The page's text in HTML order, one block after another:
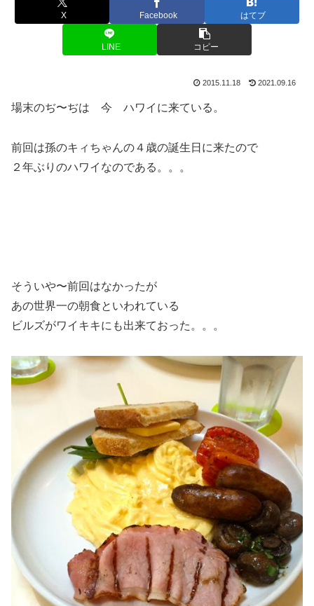
X Facebook はてブ
LINE コピー
2015.11.18 2021.09.16
場末のぢ〜ぢは 今 ハワイに来ている。
前回は孫のキィちゃんの４歳の誕生日に来たので
２年ぶりのハワイなのである。。。
そういや〜前回はなかったが
あの世界一の朝食といわれている
ビルズがワイキキにも出来ておった。。。